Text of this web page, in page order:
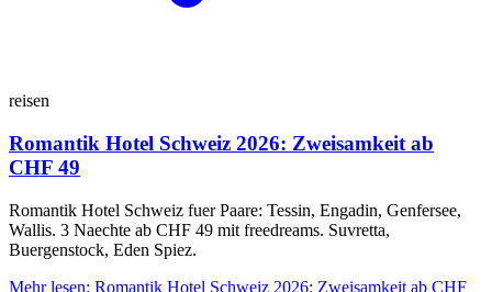
reisen
Romantik Hotel Schweiz 2026: Zweisamkeit ab
CHF 49
Romantik Hotel Schweiz fuer Paare: Tessin, Engadin, Genfersee,
Wallis. 3 Naechte ab CHF 49 mit freedreams. Suvretta,
Buergenstock, Eden Spiez.
Mehr lesen: Romantik Hotel Schweiz 2026: Zweisamkeit ab CHF